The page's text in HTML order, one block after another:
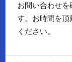
お問い合わせ
す。お時間を
ください。